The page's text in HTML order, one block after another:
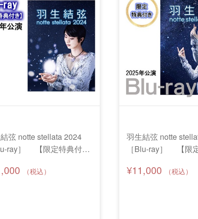
弦 notte stellata 2024
ray］ 【限定特典付
羽生結弦 notte
［Blu-ray］ 【限
¥11,000